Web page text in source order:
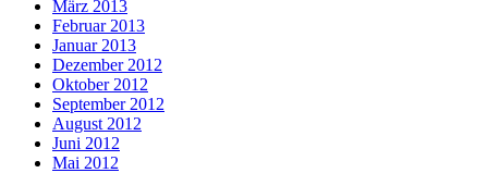
März 2013
Februar 2013
Januar 2013
Dezember 2012
Oktober 2012
September 2012
August 2012
Juni 2012
Mai 2012